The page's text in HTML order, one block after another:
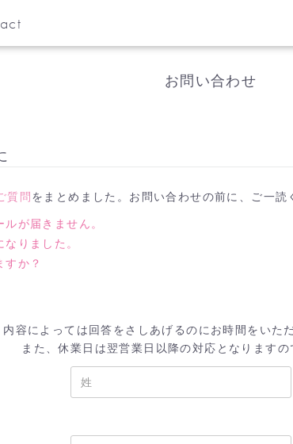
お問い合わせ
質問をまとめました。お問い合わせの前に、ご一読
が届きません。
りました。
か？
内容によっては回答をさしあげるのにお時間をいた
また、休業日は翌営業日以降の対応となります